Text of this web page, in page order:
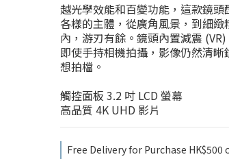
越光學效能和百變功能，這款鏡
各樣的主體，從廣角風景，到細
內，游刃有餘。鏡頭內置減震
即使手持相機拍攝，影像仍然清
想拍檔。
觸控面板 3.2 吋 LCD 螢幕
高品質 4K UHD 影片
Free Delivery for Purchase